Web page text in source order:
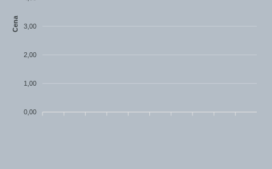
3,00
2,00
1,00
0,00
Cena